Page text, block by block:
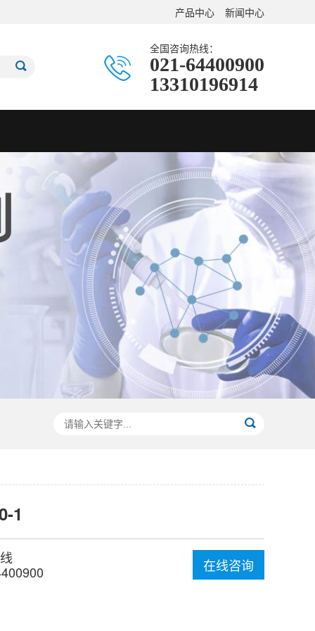
产品中心 新闻中心
全国咨询热线：
021-64400900
13310196914
1
在线咨询